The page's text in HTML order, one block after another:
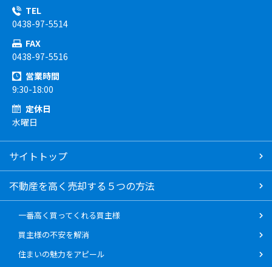
TEL
0438-97-5514
FAX
0438-97-5516
営業時間
9:30-18:00
定休日
水曜日
サイトトップ
不動産を高く売却する５つの方法
一番高く買ってくれる買主様
買主様の不安を解消
住まいの魅力をアピール